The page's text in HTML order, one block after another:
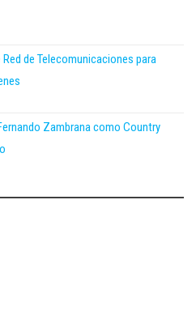
de Telecomunicaciones para
Zambrana como Country